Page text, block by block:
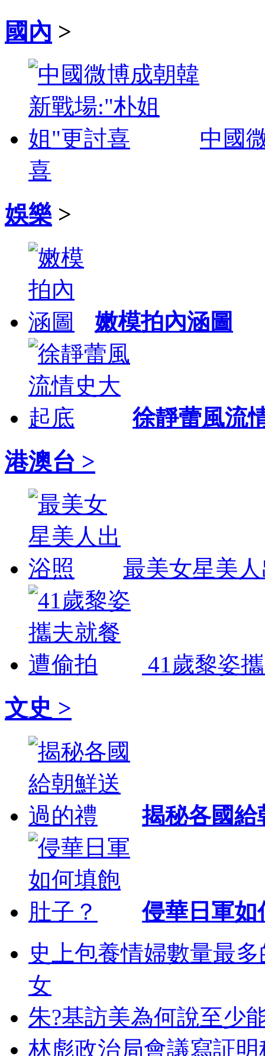
國內 >
中國
喜
娛樂 >
嫩模拍內涵圖
徐靜蕾風流
港澳台 >
最美女星美
41歲黎姿
文史 >
揭秘各國給
侵華日軍如
史上包養情婦數量最
女
朱?基訪美為何說至少
林彪政治局會議寫証